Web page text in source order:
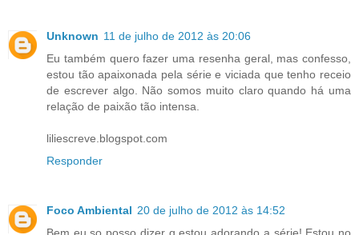
Unknown 11 de julho de 2012 às 20:06
Eu também quero fazer uma resenha geral, mas confesso,
estou tão apaixonada pela série e viciada que tenho receio
de escrever algo. Não somos muito claro quando há uma
relação de paixão tão intensa.
liliescreve.blogspot.com
Responder
Foco Ambiental 20 de julho de 2012 às 14:52